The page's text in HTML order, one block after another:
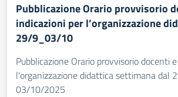
Pubblicazione Orario provvisorio
indicazioni per l’organizzazione
29/9_03/10
Pubblicazione Orario provvisorio docenti
l'organizzazione didattica settimana dal
03/10/2025